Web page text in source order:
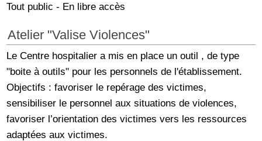
Tout public - En libre accès
Atelier "Valise Violences"
Le Centre hospitalier a mis en place un outil , de type
"boite à outils" pour les personnels de l'établissement.
Objectifs : favoriser le repérage des victimes,
sensibiliser le personnel aux situations de violences,
favoriser l’orientation des victimes vers les ressources
adaptées aux victimes.